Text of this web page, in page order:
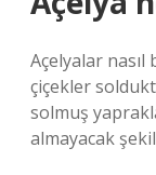
Açelyalar nasıl
çiçekler
solmuş
almayacak